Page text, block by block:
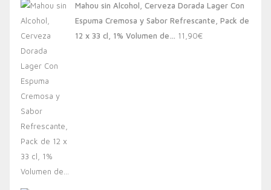
Mahou sin Alcohol, Cerveza Dorada Lager Con
Espuma Cremosa y Sabor Refrescante, Pack de
12 x 33 cl, 1% Volumen de… 11,90€